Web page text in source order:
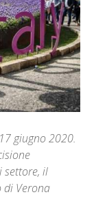
giugno 2020.
settore, il
di Verona